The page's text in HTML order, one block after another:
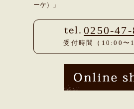
ーケ）」
0250-
受付時間（10:00〜